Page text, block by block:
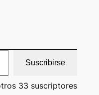
Suscribirse
33 suscriptores